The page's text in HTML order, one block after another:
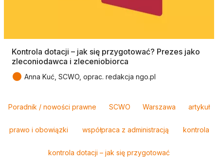
Kontrola dotacji – jak się przygotować? Prezes jako
zleconiodawca i zleceniobiorca
● Anna Kuć, SCWO, oprac. redakcja ngo.pl
Poradnik / nowości prawne SCWO Warszawa artykuł
prawo i obowiązki współpraca z administracją kontrola
kontrola dotacji – jak się przygotować